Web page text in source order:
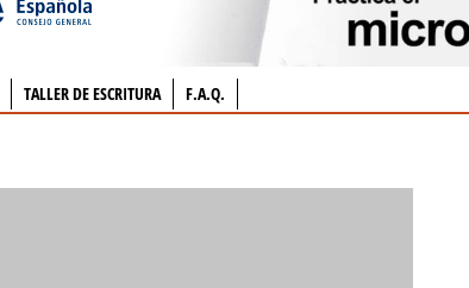
TALLER DE ESCRITURA F.A.Q.